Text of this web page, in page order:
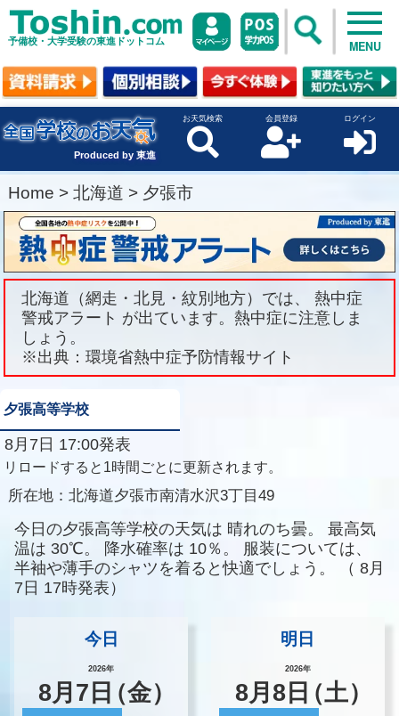
予備校・大学受験の東進ドットコム MENU
Produced by 東進
お天気検索 会員登録 ログイン
Home > 北海道 > 夕張市
北海道（網走・北見・紋別地方）では、 熱中症
警戒アラート が出ています。熱中症に注意しま
しょう。
※出典：環境省熱中症予防情報サイト
夕張高等学校
8月7日 17:00発表
リロードすると1時間ごとに更新されます。
所在地： 北海道夕張市南清水沢3丁目49
今日の夕張高等学校の天気は 晴れのち曇。
最高気
温は 30℃。 降水確率は 10％。
服装については、
半袖や薄手のシャツを着ると快適でしょう。
（ 8月
7日 17時発表）
今日
2026年
8月 7 日（金）
明日
2026年
8月8 日（土）